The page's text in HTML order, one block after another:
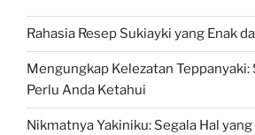
Rahasia Resep Sukiayki yang Enak
Mengungkap Kelezatan Teppanyaki:
Perlu Anda Ketahui
Nikmatnya Yakiniku: Segala Hal